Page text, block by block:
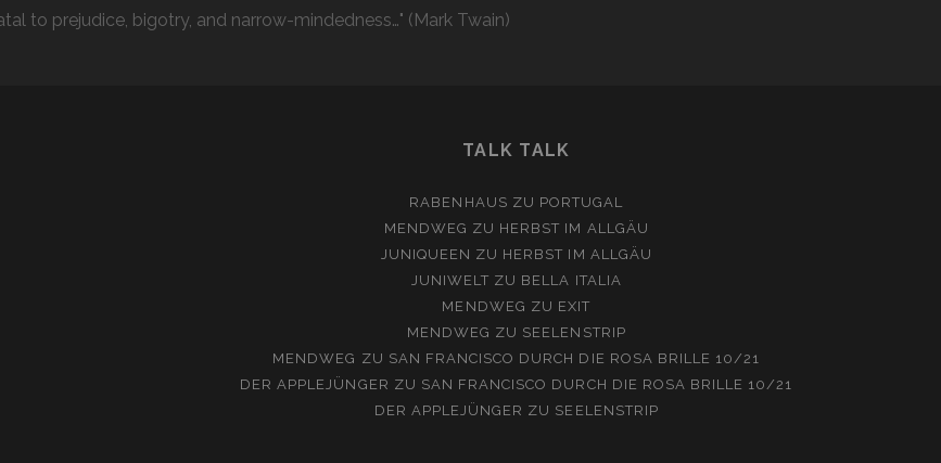
to prejudice, bigotry, and narrow-mindedness…" (Mark Twain)
TALK TALK
RABENHAUS ZU PORTUGAL
MENDWEG ZU HERBST IM ALLGÄU
JUNIQUEEN ZU HERBST IM ALLGÄU
JUNIWELT ZU BELLA ITALIA
MENDWEG ZU EXIT
MENDWEG ZU SEELENSTRIP
MENDWEG ZU SAN FRANCISCO DURCH DIE ROSA BRILLE 10/21
DER APPLEJÜNGER ZU SAN FRANCISCO DURCH DIE ROSA BRILLE 10/21
DER APPLEJÜNGER ZU SEELENSTRIP